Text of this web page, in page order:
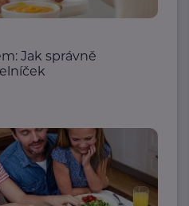
Jak správně